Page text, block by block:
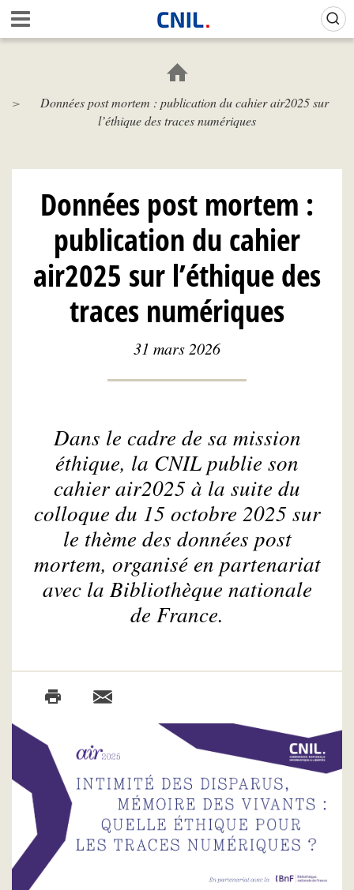
Aller
au
contenu
c
i
l
N
L
Données post mortem : publication du cahier air2025 sur
l’éthique des traces numériques
Données post mortem :
publication du cahier
air2025 sur l’éthique des
traces numériques
31 mars 2026
Dans le cadre de sa mission
éthique, la CNIL publie son
cahier air2025 à la suite du
colloque du 15 octobre 2025 sur
le thème des données post
mortem, organisé en partenariat
avec la Bibliothèque nationale
de France.
Gestion de vos préférences sur les cookies (témoins de connexion)